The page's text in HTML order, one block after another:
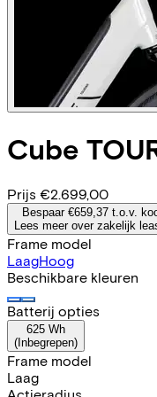
Cube
Prijs €2.699,00
Bespaar €659,37 t.o.v.
Lees meer over zakelijk
Frame model
LaagHoog
Beschikbare kleuren
Batterij opties
625 Wh
( Inbegrepen)
Frame model
Laag